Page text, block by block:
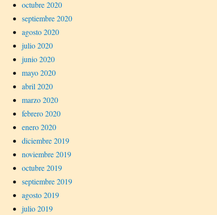
octubre 2020
septiembre 2020
agosto 2020
julio 2020
junio 2020
mayo 2020
abril 2020
marzo 2020
febrero 2020
enero 2020
diciembre 2019
noviembre 2019
octubre 2019
septiembre 2019
agosto 2019
julio 2019